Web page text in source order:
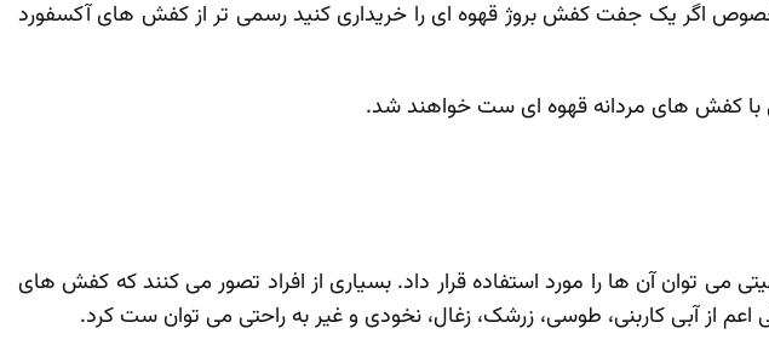
اگر یک جفت کفش بروژ قهوه‌ ای را خریداری کنید رسمی ‌تر از کفش‌ های آکسفورد
کفش‌ های مردانه قهوه‌ ای ست خواهند شد.
می‌ توان آن ‌ها را مورد استفاده قرار داد. بسیاری از افراد تصور می ‌کنند که کفش‌ های
از آبی کاربنی، طوسی، زرشک، زغال، نخودی و غیر به‌ راحتی می‌ توان ست کرد.